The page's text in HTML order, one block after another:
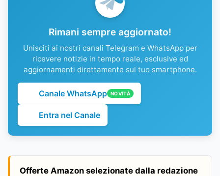
Rimani sempre aggiornato!
Unisciti ai nostri canali Telegram e WhatsApp per
ricevere notizie in tempo reale, esclusive ed
aggiornamenti direttamente sul tuo smartphone.
Canale WhatsApp NOVITÀ
Entra nel Canale
Offerte Amazon selezionate dalla redazione